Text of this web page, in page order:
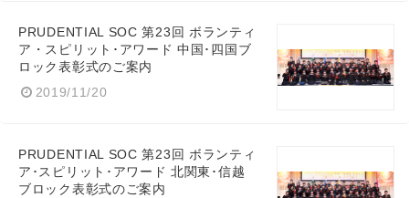
PRUDENTIAL SOC 第23回 ボランティ
ア・スピリット･アワード 中国･四国ブ
ロック表彰式のご案内
2019/11/20
PRUDENTIAL SOC 第23回 ボランティ
ア･スピリット･アワード 北関東･信越
ブロック表彰式のご案内